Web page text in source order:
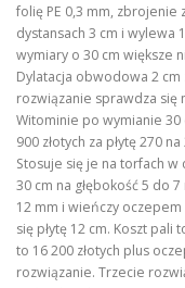
folię PE 0,3 mm, zbrojenie
dystansach 3 cm i wylewa
wymiary o 30 cm większe
Dylatacja obwodowa 2 cm
rozwiązanie sprawdza się
Witominie po wymianie 30
900 złotych za płytę 270
Stosuje się je na torfach w
30 cm na głębokość 5 do
12 mm i wieńczy
się płytę 12 cm. Koszt
to 16 200 złotych plus
rozwiązanie. Trzecie